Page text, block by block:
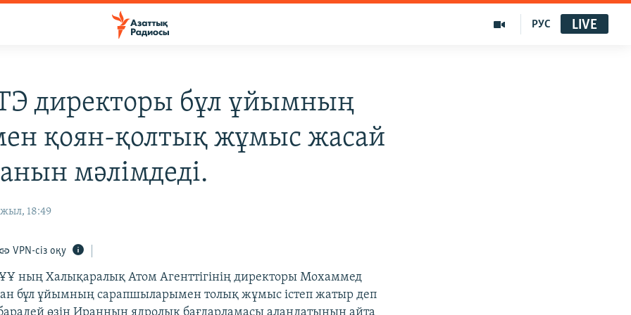
РУС LIVE
директоры бұл ұйымның
қоян-қолтық жұмыс жасай
мәлімдеді.
18:49
VPN-сіз оқу
ның Халықаралық Атом Агенттігінің директоры Мохаммед
бұл ұйымның сарапшыларымен толық жұмыс істеп жатыр деп